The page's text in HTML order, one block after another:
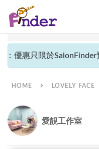
：優惠只限於SalonFinder
HOME LOVELY FACE
愛靚工作室